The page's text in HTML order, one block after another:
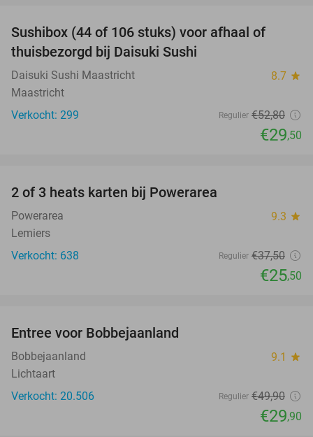
Sushibox (44 of 106 stuks) voor afhaal of
thuisbezorgd bij Daisuki Sushi
Daisuki Sushi Maastricht 8.7 star
Maastricht
Verkocht: 299
Regulier €52,80
€29,50
2 of 3 heats karten bij Powerarea
Powerarea 9.3 star
Lemiers
Verkocht: 638
Regulier €37,50
€25,50
Entree voor Bobbejaanland
Bobbejaanland 9.1 star
Lichtaart
Verkocht: 20.506
Regulier €49,90
€29,90